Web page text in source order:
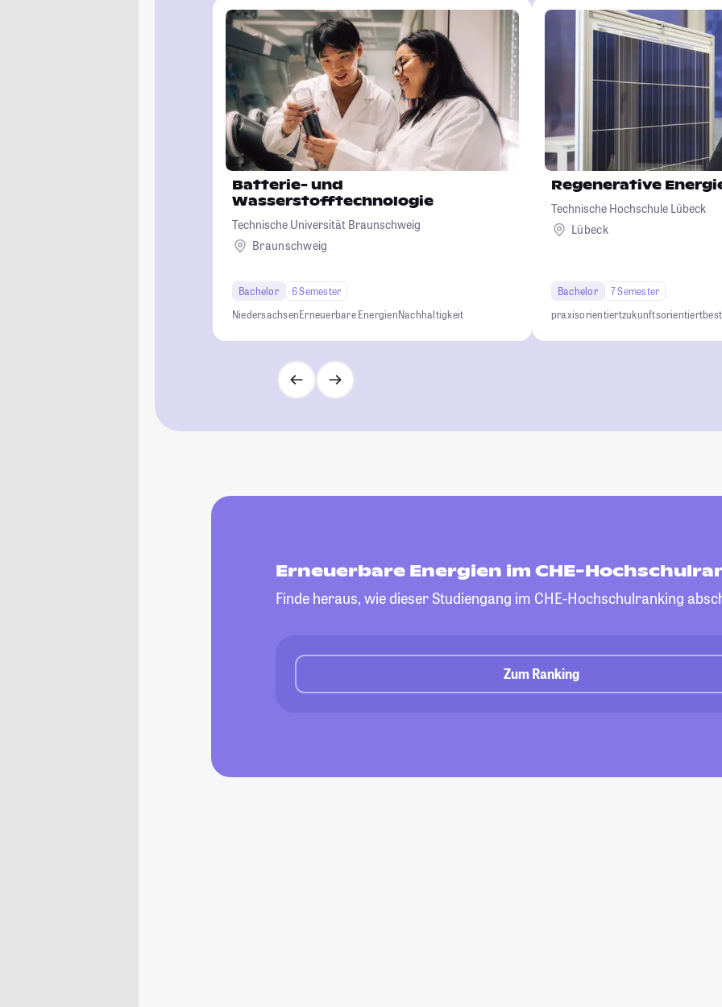
Batterie- und
Wasserstofftechnologie
Technische Universität Braunschweig
Braunschweig
Bachelor
6 Semester
NiedersachsenErneuerbare EnergienNachhaltigkeit
Regenerative
Technische Hochschule Lübeck
Lübeck
Bachelor
7 Semester
praxisorientiertzukunftsorientiert
Erneuerbare Energien im CHE-
Finde heraus, wie dieser Studiengang im CHE-Hochschulranking
Zum Ranking